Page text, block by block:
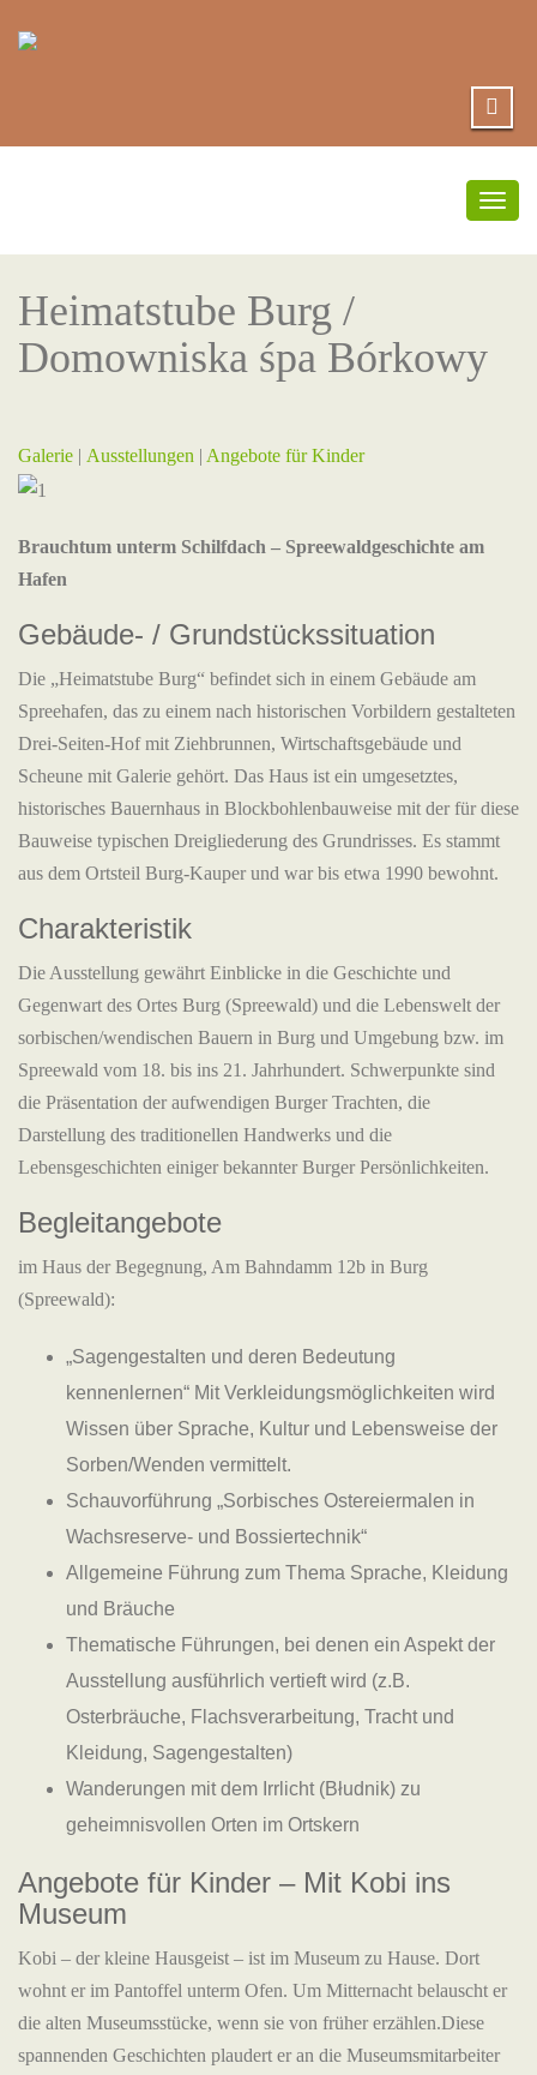
Heimatstube Burg /
Domowniska śpa Bórkowy
Galerie | Ausstellungen | Angebote für Kinder
Brauchtum unterm Schilfdach – Spreewaldgeschichte am
Hafen
Gebäude- / Grundstückssituation
Die „Heimatstube Burg“ befindet sich in einem Gebäude am
Spreehafen, das zu einem nach historischen Vorbildern gestalteten
Drei-Seiten-Hof mit Ziehbrunnen, Wirtschaftsgebäude und
Scheune mit Galerie gehört. Das Haus ist ein umgesetztes,
historisches Bauernhaus in Blockbohlenbauweise mit der für diese
Bauweise typischen Dreigliederung des Grundrisses. Es stammt
aus dem Ortsteil Burg-Kauper und war bis etwa 1990 bewohnt.
Charakteristik
Die Ausstellung gewährt Einblicke in die Geschichte und
Gegenwart des Ortes Burg (Spreewald) und die Lebenswelt der
sorbischen/wendischen Bauern in Burg und Umgebung bzw. im
Spreewald vom 18. bis ins 21. Jahrhundert. Schwerpunkte sind
die Präsentation der aufwendigen Burger Trachten, die
Darstellung des traditionellen Handwerks und die
Lebensgeschichten einiger bekannter Burger Persönlichkeiten.
Begleitangebote
im Haus der Begegnung, Am Bahndamm 12b in Burg
(Spreewald):
„Sagengestalten und deren Bedeutung
kennenlernen“ Mit Verkleidungsmöglichkeiten wird
Wissen über Sprache, Kultur und Lebensweise der
Sorben/Wenden vermittelt.
Schauvorführung „Sorbisches Ostereiermalen in
Wachsreserve- und Bossiertechnik“
Allgemeine Führung zum Thema Sprache, Kleidung
und Bräuche
Thematische Führungen, bei denen ein Aspekt der
Ausstellung ausführlich vertieft wird (z.B.
Osterbräuche, Flachsverarbeitung, Tracht und
Kleidung, Sagengestalten)
Wanderungen mit dem Irrlicht (Błudnik) zu
geheimnisvollen Orten im Ortskern
Angebote für Kinder – Mit Kobi ins
Museum
Kobi – der kleine Hausgeist – ist im Museum zu Hause. Dort
wohnt er im Pantoffel unterm Ofen. Um Mitternacht belauscht er
die alten Museumsstücke, wenn sie von früher erzählen.Diese
spannenden Geschichten plaudert er an die Museumsmitarbeiter